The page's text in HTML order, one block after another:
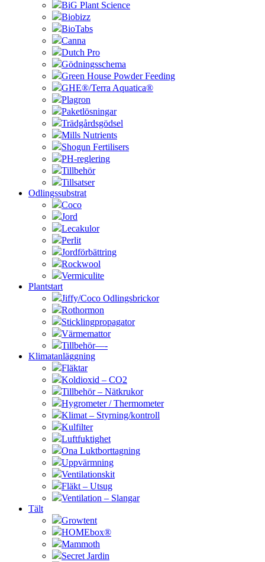
BiG Plant Science
Biobizz
BioTabs
Canna
Dutch Pro
Gödningsschema
Green House Powder Feeding
GHE®/Terra Aquatica®
Plagron
Paketlösningar
Trädgårdsgödsel
Mills Nutrients
Shogun Fertilisers
PH-reglering
Tillbehör
Tillsatser
Odlingssubstrat
Coco
Jord
Lecakulor
Perlit
Jordförbättring
Rockwool
Vermiculite
Plantstart
Jiffy/Coco Odlingsbrickor
Rothormon
Sticklingpropagator
Värmemattor
Tillbehör—-
Klimatanläggning
Fläktar
Koldioxid – CO2
Tillbehör – Nätkrukor
Hygrometer / Thermometer
Klimat – Styrning/kontroll
Kulfilter
Luftfuktighet
Ona Luktborttagning
Uppvärmning
Ventilationskit
Fläkt – Utsug
Ventilation – Slangar
Tält
Growtent
HOMEbox®
Mammoth
Secret Jardin